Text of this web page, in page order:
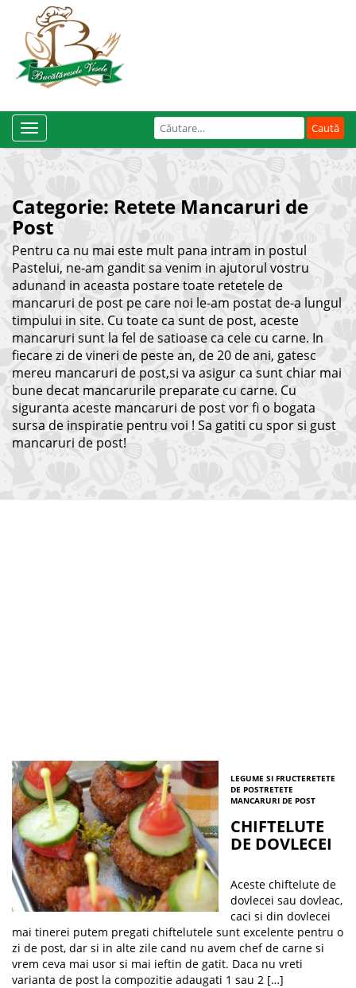
Caută
după:
Toggle
Navigation
Categorie: Retete Mancaruri de
Post
Pentru ca nu mai este mult pana intram in postul
Pastelui, ne-am gandit sa venim in ajutorul vostru
adunand in aceasta postare toate retetele de
mancaruri de post pe care noi le-am postat de-a lungul
timpului in site. Cu toate ca sunt de post, aceste
mancaruri sunt la fel de satioase ca cele cu carne. In
fiecare zi de vineri de peste an, de 20 de ani, gatesc
mereu mancaruri de post,si va asigur ca sunt chiar mai
bune decat mancarurile preparate cu carne. Cu
siguranta aceste mancaruri de post vor fi o bogata
sursa de inspiratie pentru voi ! Sa gatiti cu spor si gust
mancaruri de post!
LEGUME SI FRUCTERETETE
DE POSTRETETE
MANCARURI DE POST
CHIFTELUTE
DE DOVLECEI
Aceste chiftelute de
dovlecei sau dovleac,
caci si din dovlecei
mai tinerei putem pregati chiftelutele sunt excelente pentru o
zi de post, dar si in alte zile cand nu avem chef de carne si
vrem ceva mai usor si mai ieftin de gatit. Daca nu vreti
varianta de post la compozitie adaugati 1 sau 2 […]